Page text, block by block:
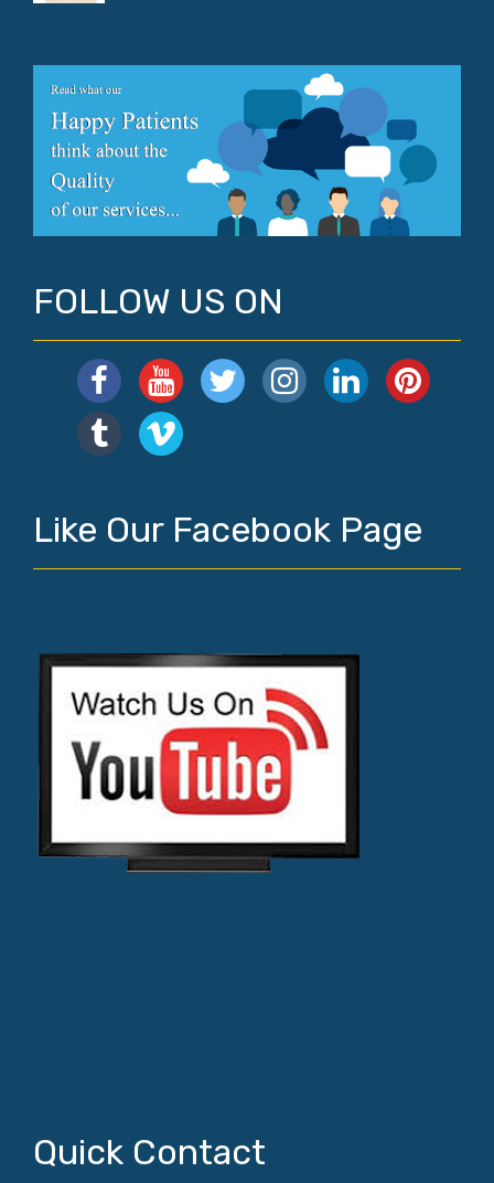
FOLLOW US ON
Like Our Facebook Page
Quick Contact